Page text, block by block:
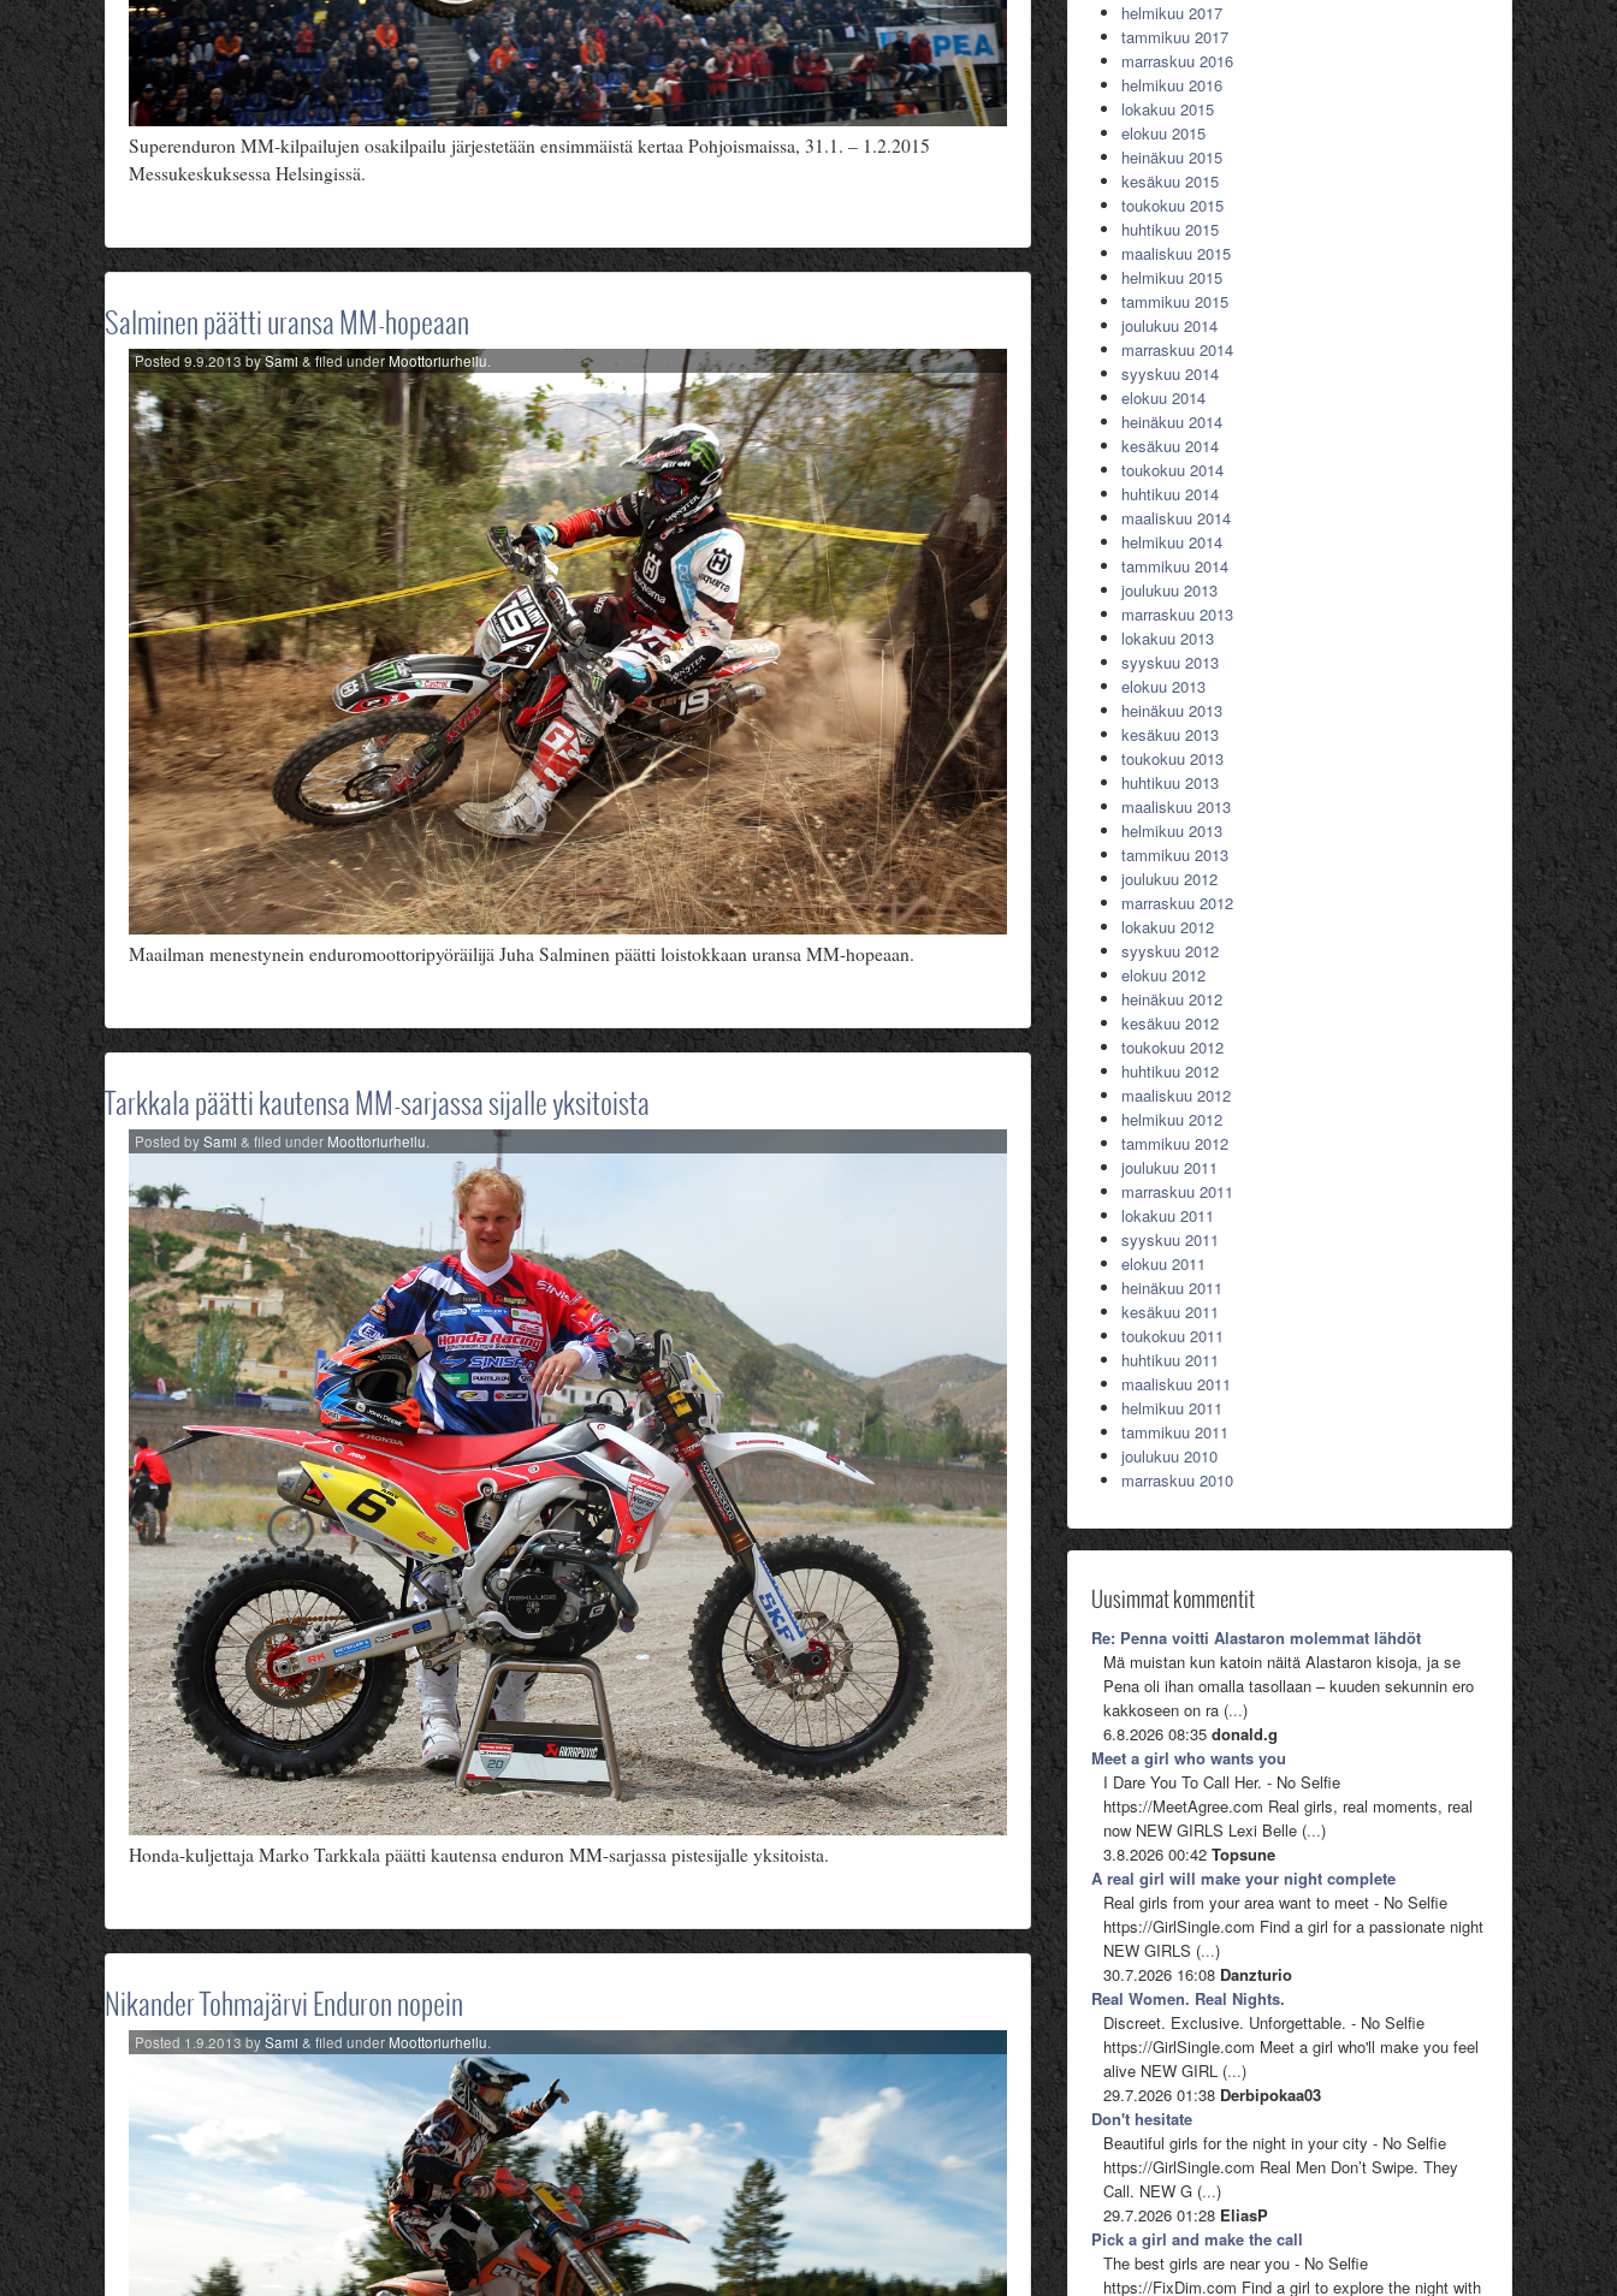
Superenduron MM-kilpailujen osakilpailu järjestetään ensimmäistä kertaa Pohjoismaissa, 31.1. – 1.2.2015
Messukeskuksessa Helsingissä.
Salminen päätti uransa MM-hopeaan
Posted 9.9.2013bySami &filed underMoottoriurheilu
Maailman menestynein enduromoottoripyöräilijä Juha Salminen päätti loistokkaan uransa MM-hopeaan.
Tarkkala päätti kautensa MM-sarjassa sijalle yksitoista
Posted bySami & filed under Moottoriurheilu
Honda-kuljettaja Marko Tarkkala päätti kautensa enduron MM-sarjassa pistesijalle yksitoista.
Nikander Tohmajärvi Enduron nopein
Posted 1.9.2013bySami & filed under Moottoriurheilu.
helmikuu 2017
tammikuu 2017
marraskuu 2016
helmikuu 2016
lokakuu 2015
elokuu 2015
heinäkuu 2015
kesäkuu 2015
toukokuu 2015
huhtikuu 2015
maaliskuu 2015
helmikuu 2015
tammikuu 2015
joulukuu 2014
marraskuu 2014
syyskuu 2014
elokuu 2014
heinäkuu 2014
kesäkuu 2014
toukokuu 2014
huhtikuu 2014
maaliskuu 2014
helmikuu 2014
tammikuu 2014
joulukuu 2013
marraskuu 2013
lokakuu 2013
syyskuu 2013
elokuu 2013
heinäkuu 2013
kesäkuu 2013
toukokuu 2013
huhtikuu 2013
maaliskuu 2013
helmikuu 2013
tammikuu 2013
joulukuu 2012
marraskuu 2012
lokakuu 2012
syyskuu 2012
elokuu 2012
heinäkuu 2012
kesäkuu 2012
toukokuu 2012
huhtikuu 2012
maaliskuu 2012
helmikuu 2012
tammikuu 2012
joulukuu 2011
marraskuu 2011
lokakuu 2011
syyskuu 2011
elokuu 2011
heinäkuu 2011
kesäkuu 2011
toukokuu 2011
huhtikuu 2011
maaliskuu 2011
helmikuu 2011
tammikuu 2011
joulukuu 2010
marraskuu 2010
Uusimmat kommentit
Re: Penna voitti Alastaron molemmat lähdöt
Mä muistan kun katoin näitä Alastaron kisoja, ja se
Pena oli ihan omalla tasollaan – kuuden sekunnin ero
kakkoseen on ra (...)
6.8.2026 08:35 donald.g
Meet a girl who wants you
I Dare You To Call Her. - No Selfie
https://MeetAgree.com Real girls, real moments, real
now NEW GIRLS Lexi Belle (...)
3.8.2026 00:42 Topsune
A real girl will make your night complete
Real girls from your area want to meet - No Selfie
https://GirlSingle.com Find a girl for a passionate night
NEW GIRLS (...)
30.7.2026 16:08 Danzturio
Real Women. Real Nights.
Discreet. Exclusive. Unforgettable. - No Selfie
https://GirlSingle.com Meet a girl who'll make you feel
alive NEW GIRL (...)
29.7.2026 01:38 Derbipokaa03
Don't hesitate
Beautiful girls for the night in your city - No Selfie
https://GirlSingle.com Real Men Don’t Swipe. They
Call. NEW G (...)
29.7.2026 01:28 EliasP
Pick a girl and make the call
The best girls are near you - No Selfie
https://FixDim.com Find a girl to explore the night with